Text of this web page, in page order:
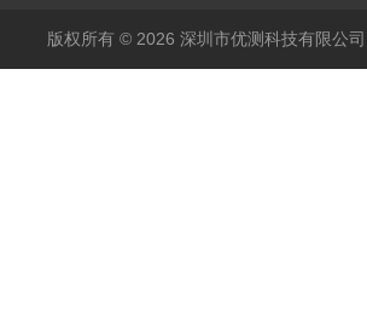
版权所有 © 2026 深圳市优测科技有限公司